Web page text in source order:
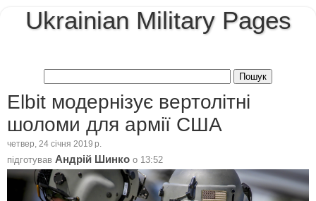
Ukrainian Military Pages
Elbit модернізує вертолітні
шоломи для армії США
четвер, 24 січня 2019 р.
підготував Андрій Шинко о 13:52